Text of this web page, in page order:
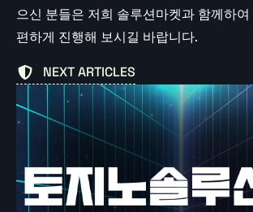
으신 분들은 저희 솔루션마켓과 함께하
편하게 진행해 보시길 바랍니다.
NEXT ARTICLES